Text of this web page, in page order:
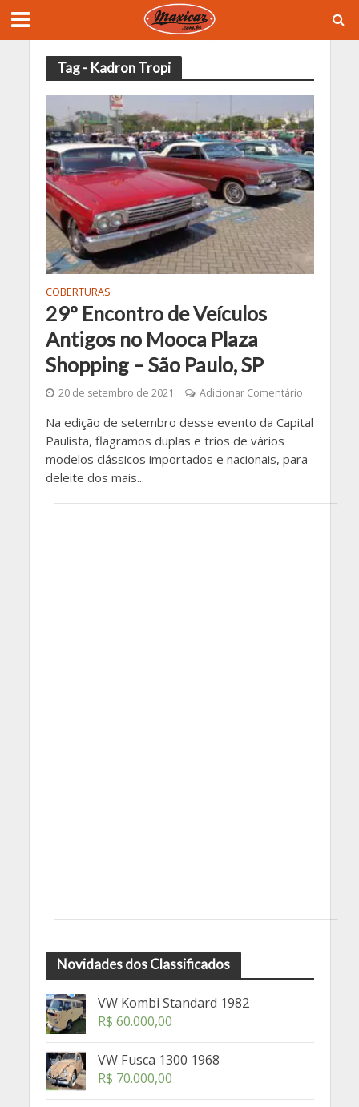
Tag - Kadron Tropi
COBERTURAS
29º Encontro de Veículos
Antigos no Mooca Plaza
Shopping – São Paulo, SP
20 de setembro de 2021 Adicionar Comentário
Na edição de setembro desse evento da Capital
Paulista, flagramos duplas e trios de vários
modelos clássicos importados e nacionais, para
deleite dos mais...
Novidades dos Classificados
VW Kombi Standard 1982
R$ 60.000,00
VW Fusca 1300 1968
R$ 70.000,00